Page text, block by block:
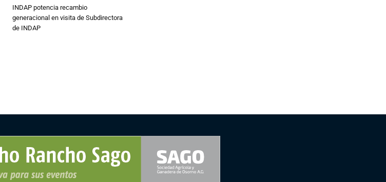
INDAP potencia recambio
generacional en visita de Subdirectora
de INDAP